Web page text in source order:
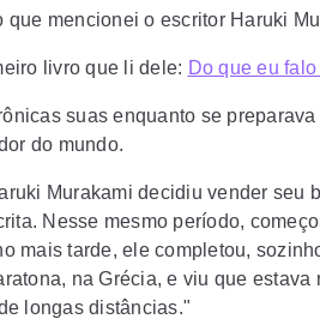
que mencionei o escritor Haruki
livro que li dele: Do que eu
suas enquanto se
do mundo.
Murakami decidiu vender seu
Nesse mesmo período,
mais tarde, ele completou,
na Grécia, e viu que estava
longas distâncias."